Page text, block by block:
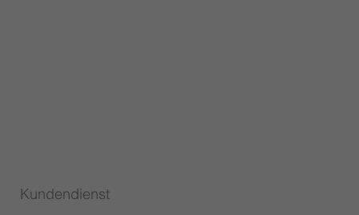
Kundendienst